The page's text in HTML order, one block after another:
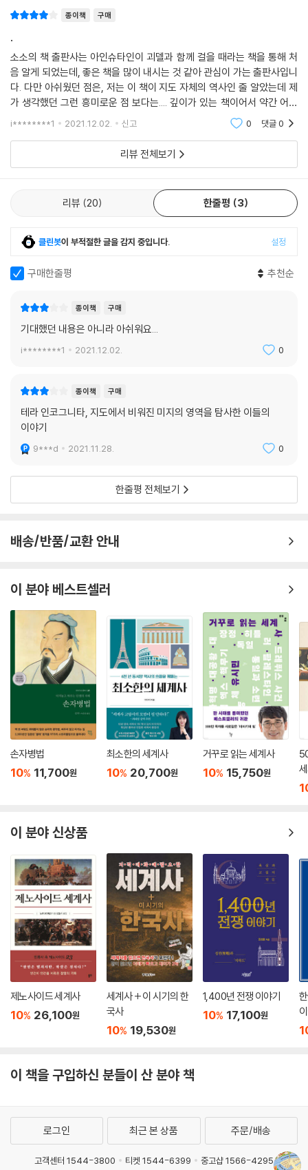
도면 제도사였던 헨리 찰스 벡(Henry Charles Beck)으로, 지금은 해리
을 받았음을 알 수 있다. 초창기의 지하철 노선도 계획은 지리적 배치를 엄
격히 따랐는데, 이해하기가 그리 쉽지 않았다. 하지만 해리 벡의 새로운 지
도는 곧 인기를 끌면서 전 세계의 지하철 및 기타 노선 지도에 영향을 끼치
게 된다.
--- 「17ㆍ도시 지도의 서사」 중에서
리고 사람들과 동식물이 묘사되어 있다. 한편 이슬람 지도 제작의 대표자
는 알 마수디다. 그의 세계지도는 당대의 아랍 전통에 따라 남쪽이 위로 가
게 놓고 세계를 보았다. 그리고 이슬람과 기독교의 지리 전통이 결합된 알
이드라시의 지도는 제작된 이후 거의 300년 가까이 정확성의 표준이 되었
다.
대항해 시대의 이야기를 다룬 부분에서는 바스코 다 가마와 크리스토퍼 콜
럼버스, 페르디난드 마젤란 등이 어떠한 경로로 대양과 신대륙을 탐험하고
교역로를 열고 정착지를 개척했는지, 역사상 가장 유명한 ‘메르카토르’ 투
영법은 어떻게 만들어졌고 모든 항해사에게 활용되는 이유가 무엇인지를
들여다본다. 이 외에 제임스 쿡을 비롯한 유럽 탐험가들의 오스트레일리아
발견 과정과 노예무역, 정확한 정보와 삼각측량 기술을 적용하여 현재의
우리에게 익숙한 형태를 갖추기 시작하고 체계적인 지도 제작을 위한 기준
의 이야기도 무척이나 흥미롭다.
고대인의 세계관부터 각각의 주제도에 담긴 역사적 사실까지 꼼꼼하게 되
짚은 책
새로운 땅이 발견되면서 영국, 프랑스, 스페인, 포르투갈 등 전 세계로 제
곳에서 자국 영토와 식민지 측량이 진행되고 국가 간 합동 조사까지 시작
역에 걸친 대삼각측량을 들 수 있다. 이 방대한 측량 조사는 1802년부터 1
토를 한눈에 꿰뚫어볼 수 있게 되었다.
지도 위의 선 하나가 크나큰 의미로 작용하는 경우도 있다. 1763년 이후
브리튼 제도에서 영국의 북아메리카 식민지로 향하는 이주민의 수가 급증
지도 때문에 식민지에서 토지 분쟁이 일어나기 시작했다. 이러한 사태를
델라웨어 사이의 영토 분쟁을 해결했을 뿐만 아니라 문화적 경계선까지 만
분계선이 된 것이다.
전쟁에서 지도의 역할은 그 무엇보다도 중요하다. 전황을 살필 뿐만 아니
라 전략과 전술을 실행하는 데 결코 빠뜨릴 수 없는 요소이기 때문이다. 이
책은 성스러운 폭력이라는 종교적 신념으로 무장하고 4차에 걸친 십자군
의 이동 경로, 미국인 모두의 기억에 끔찍한 상처를 남긴 남북전쟁에서의
주요 전투, 그리고 독일, 오스트리아-헝가리, 오스만 투르크, 제정러시아
라는 네 제국의 종말을 가져온 제1차 세계대전에서의 작전 계획과 교두보
확보 전투 등을 지도로 보여준다. 또한 제2차 세계대전에서는 네 차례의 전
투, 즉 영국 본토 항공전, 바르바로사 작전, 미드웨이 전투, 오버로드 작전
노선도를 최초로 디자인했고 전 세계의 지하철 및 기타 노선 지도에 영향
을 끼친 해리 벡의 지도, 시민과 노동자들의 봉기로 수립된 혁명적 자치정
부인 파리 코뮌의 진형도, 이전의 형태를 오늘날까지 고스란히 간직한 뉴
욕의 모습 등 각각의 도시를 서사적으로 표현하는 지도를 함께 보여준다.
지도 제작자인 저자는 이 책에서 여러 곳을 직접 방문하면서 그에 연관된
각종 주제도를 보여주고 역사적 사건까지 세심하게 곁들이는 여정에서, 지
도 제작의 가장 극적인 변화로 20세기 초의 항공사진 개발을 꼽는다. 기본
도를 준비하기 위해 수많은 측량사와 지도 제작자를 파견하여 도보로 경관
을 측량하던 이전과 달리, 고해상도 카메라 한 대와 공중 임무 한 번이면 수
천 제곱마일을 기록할 수 있게 된 것이다. 그에 따라 인류 역사를 재현하는
지도 제작자는 끝없는 도전에 직면하고 있으며, 앞으로는 인공지능이 통계
를 기반으로 이주, 인구 증가, 기후변화 같은 전 세계 사건들의 지도를 만들
제작은 우리의 과거를 이해하고 미래가 나아갈 길을 가리키는 데 특별한
종이책 구매
.
소소의 책 출판사는 아인슈타인이 괴델과 함께 걸을 때라는 책을 통해 처
음 알게 되었는데, 좋은 책을 많이 내시는 것 같아 관심이 가는 출판사입니
다. 다만 아쉬웠던 점은, 저는 이 책이 지도 자체의 역사인 줄 알았는데 제
가 생각했던 그런 흥미로운 점 보다는.... 깊이가 있는 책이어서 약간 어렵
게 느껴졌습니다ㅠㅠ 책 내용이 별로이거나 그렇진 않았는데 지도의 역사
i********1 2021.12.02. 신고 0 댓글0
리뷰 전체보기
리뷰 20 한줄평 3
클린봇이 부적절한 글을 감지 중입니다. 설정
구매한줄평 추천순
종이책 구매
기대했던 내용은 아니라 아쉬워요...
i********1 2021.12.02. 0
종이책 구매
테라 인코그니타, 지도에서 비워진 미지의 영역을 탐사한 이들의
이야기
9***d 2021.11.28. 0
한줄평 전체보기
배송/반품/교환 안내
이 분야 베스트셀러
손자병법
10% 11,700원
최소한의 세계사
10% 20,700원
거꾸로 읽는 세계사
10% 15,750원
이 분야 신상품
제노사이드 세계사
10% 26,100원
세계사 + 이 시기의 한
국사
10% 19,530원
1,400년 전쟁 이야기
10% 17,100원
이 책을 구입하신 분들이 산 분야 책
로그인 최근 본 상품 주문/배송
고객센터 1544-3800 티켓 1544-6399
중고샵 1566-4295